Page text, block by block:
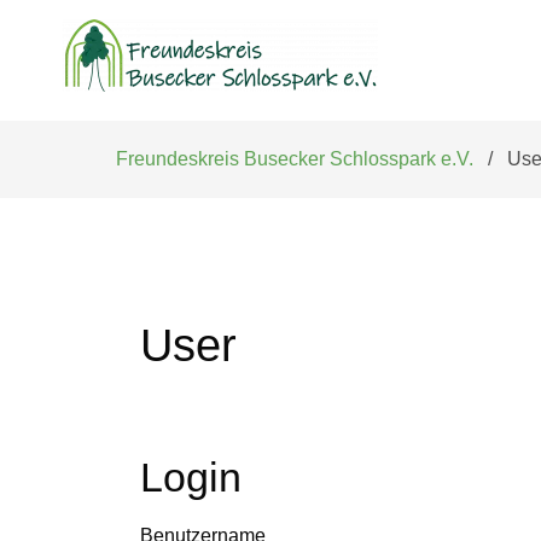
Navigation
überspringen
Freundeskreis Busecker Schlosspark e.V.
User
Login
Benutzername